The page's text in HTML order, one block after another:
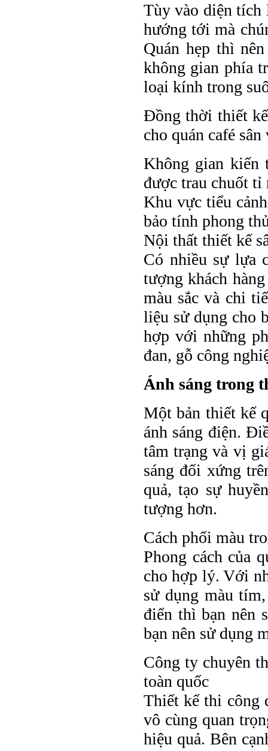
Tùy vào diện tích
hướng tới mà
Quán hẹp thì
không gian phía
loại kính trong
Đồng thời thiết kế
cho quán café
Không gian kiến
được trau chuốt tỉ
Khu vực tiểu
bảo tính phong
Nội thất thiết kế
Có nhiều sự lựa
tượng khách
màu sắc và chi
liệu sử dụng cho
hợp với những
đan, gỗ công
Ánh sáng trong
Một bản thiết kế
ánh sáng điện.
tâm trạng và vị
sáng đối xứng
quả, tạo sự
tượng hơn.
Cách phối màu
Phong cách của
cho hợp lý. Với
sử dụng màu
điển thì bạn nên
bạn nên sử dụng
Công ty chuyên
toàn quốc
Thiết kế thi công
vô cùng quan
hiệu quả. Bên